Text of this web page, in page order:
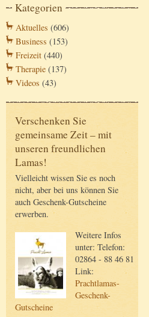
Kategorien
Aktuelles (606)
Business (153)
Freizeit (440)
Therapie (137)
Videos (43)
Verschenken Sie
gemeinsame Zeit – mit
unseren freundlichen
Lamas!
Vielleicht wissen Sie es noch
nicht, aber bei uns können Sie
auch Geschenk-Gutscheine
erwerben.
Weitere Infos
unter: Telefon:
02864 - 88 46 81
Link:
Prachtlamas-
Geschenk-
Gutscheine